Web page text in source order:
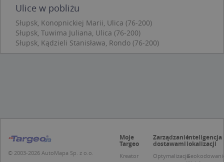
Ulice w pobliżu
Słupsk, Konopnickiej Marii, Ulica (76-200)
Słupsk, Tuwima Juliana, Ulica (76-200)
Słupsk, Kądzieli Stanisława, Rondo (76-200)
© 2003-2026 AutoMapa Sp. z o.o.
Moje
Targeo
Kreator
Zarządzanie
dostawami
Optymalizacja
Inteligencja
lokalizacji
prawidłowo korzystać ze strony internetowej.
Nazwa
Provider /
Domena
APPSESSID .targeo.pl
to